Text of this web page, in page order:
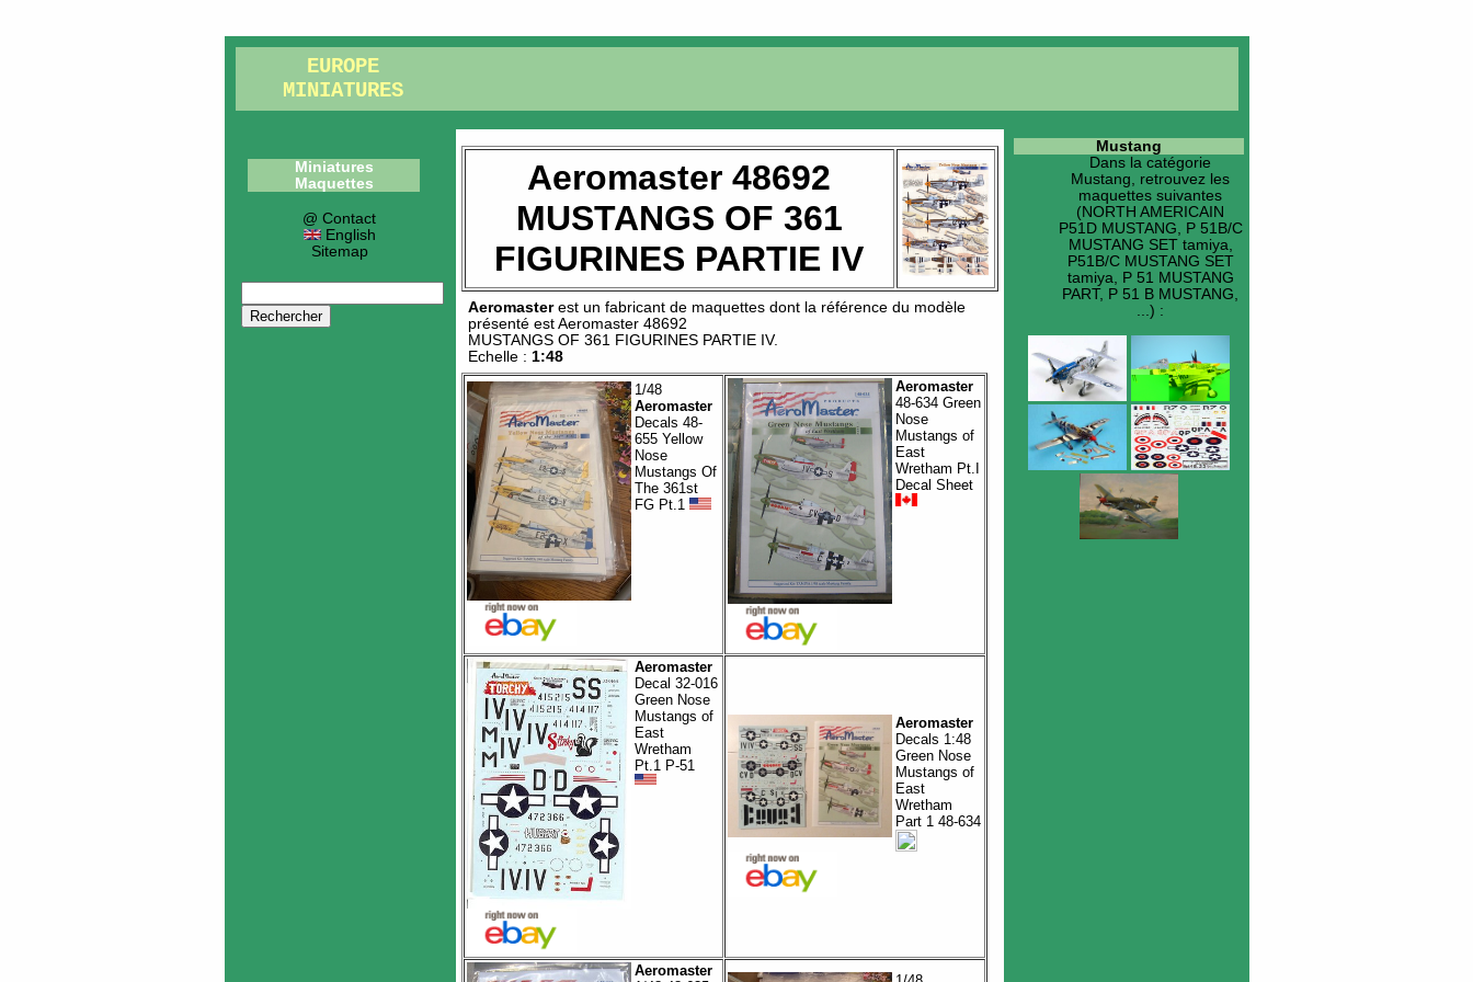
EUROPE
MINIATURES
Miniatures
Maquettes
@ Contact
English
Sitemap
Aeromaster 48692
MUSTANGS OF 361
FIGURINES PARTIE IV
Aeromasterest un fabricant de maquettes dont la référence du modèle
présenté estAeromaster 48692
MUSTANGS OF 361 FIGURINES PARTIE IV.
Echelle : 1:48
1/48
Aeromaster
Decals 48-
655 Yellow
Nose
Mustangs Of
The 361st
FG Pt.1
Aeromaster
48-634 Green
Nose
Mustangs of
East
Wretham Pt.I
Decal Sheet
Aeromaster
Decal 32-016
Green Nose
Mustangs of
East
Wretham
Pt.1 P-51
Aeromaster
Decals 1:48
Green Nose
Mustangs of
East
Wretham
Part 1 48-634
Aeromaster
Mustang
Dans la catégorie
Mustang, retrouvez les
maquettes suivantes
(NORTH AMERICAIN
P51D MUSTANG, P 51B/C
MUSTANG SET tamiya,
P51B/C MUSTANG SET
tamiya, P 51 MUSTANG
PART, P 51 B MUSTANG,
...) :